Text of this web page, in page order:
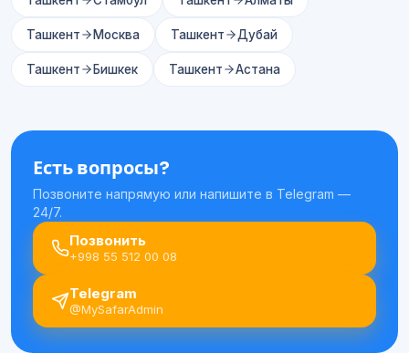
Ташкент Москва Ташкент Дубай
Ташкент Бишкек Ташкент Астана
Есть вопросы?
Позвоните напрямую или напишите в Telegram —
24/7.
Позвонить
+998 55 512 00 08
Telegram
@MySafarAdmin